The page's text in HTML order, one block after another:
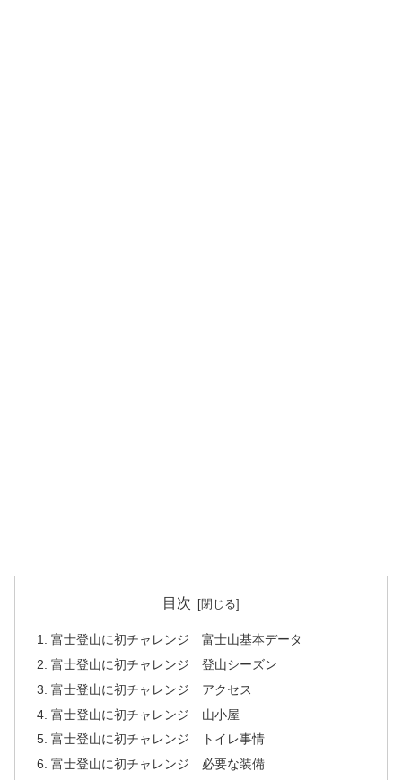
目次
富士登山に初チャレンジ 富士山基本データ
富士登山に初チャレンジ 登山シーズン
富士登山に初チャレンジ アクセス
富士登山に初チャレンジ 山小屋
富士登山に初チャレンジ トイレ事情
富士登山に初チャレンジ 必要な装備